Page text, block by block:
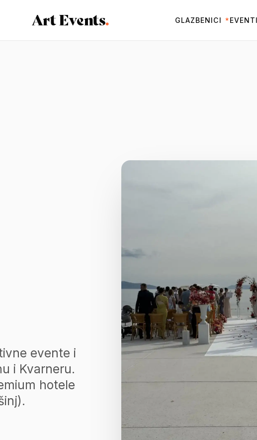
Art Events. GLAZBENICI ★ EVENTI
bend,
evente i
i Kvarneru.
hotele